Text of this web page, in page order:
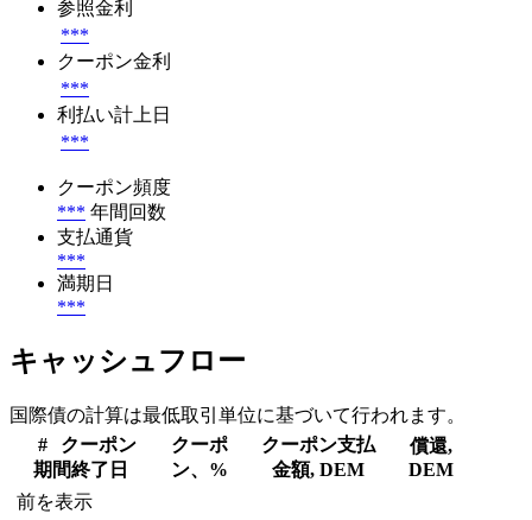
参照金利
***
クーポン金利
***
利払い計上日
***
クーポン頻度
*** 年間回数
支払通貨
***
満期日
***
キャッシュフロー
国際債の計算は最低取引単位に基づいて行われます。
#
クーポン
期間終了日
クーポ
ン、%
クーポン支払
金額, DEM
償還,
DEM
前を表示